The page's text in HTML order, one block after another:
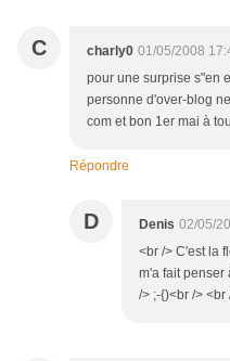
C charly0 01/05/2008
pour une surprise s"en
personne d'over-blog
com et bon 1er mai à
Répondre
D Denis 02/05/
<br /> C'est la
m'a fait penser
/> ;-{)<br /> <br